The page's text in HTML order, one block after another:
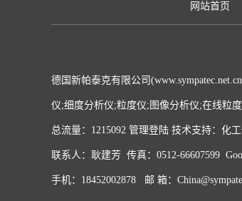
网站首页
德国新帕泰克有限公司
仪;细度分析仪;粒度仪;图像分析仪;在线粒
总流量：1215092 管理登陆 技术支持： 化
联系人：耿建芳 传真：0512-66607599
手机：18452002878 邮 箱：